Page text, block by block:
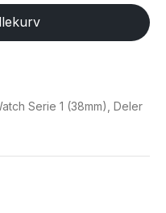
Serie 1 (38mm) Deler